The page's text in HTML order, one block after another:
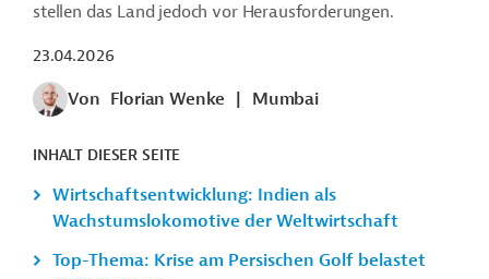
stellen das Land jedoch vor Herausforderungen.
23.04.2026
Von Florian Wenke Mumbai
INHALT DIESER SEITE
Wirtschaftsentwicklung: Indien als
Wachstumslokomotive der Weltwirtschaft
Top-Thema: Krise am Persischen Golf belastet